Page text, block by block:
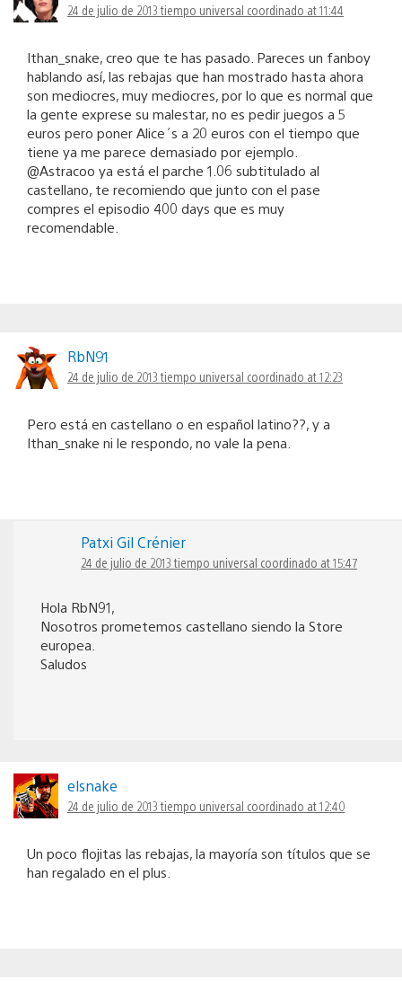
24 de julio de 2013 tiempo universal coordinado at 11:44
Ithan_snake, creo que te has pasado. Pareces un fanboy
hablando así, las rebajas que han mostrado hasta ahora
son mediocres, muy mediocres, por lo que es normal que
la gente exprese su malestar, no es pedir juegos a 5
euros pero poner Alice´s a 20 euros con el tiempo que
tiene ya me parece demasiado por ejemplo.
@Astracoo ya está el parche 1.06 subtitulado al
castellano, te recomiendo que junto con el pase
compres el episodio 400 days que es muy
recomendable.
RbN91
24 de julio de 2013 tiempo universal coordinado at 12:23
Pero está en castellano o en español latino??, y a
Ithan_snake ni le respondo, no vale la pena.
Patxi Gil Crénier
24 de julio de 2013 tiempo universal coordinado at 15:47
Hola RbN91,
Nosotros prometemos castellano siendo la Store
europea.
Saludos
elsnake
24 de julio de 2013 tiempo universal coordinado at 12:40
Un poco flojitas las rebajas, la mayoría son títulos que se
han regalado en el plus.